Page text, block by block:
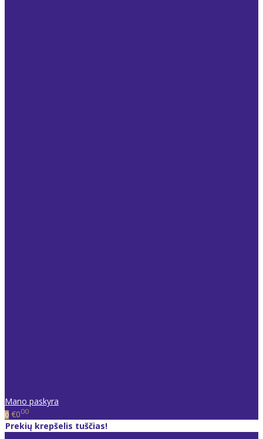
Mano paskyra
0 €000
Prekių krepšelis tuščias!